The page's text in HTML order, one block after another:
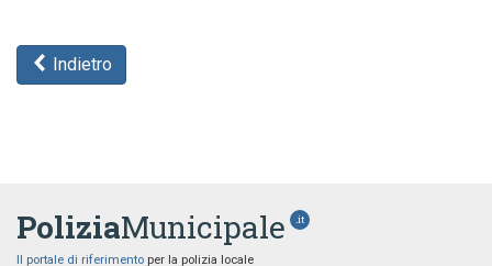
Indietro
PoliziaMunicipale .it
Il portale di riferimento per la polizia locale